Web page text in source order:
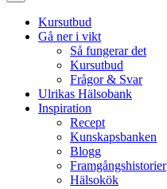
Kursutbud
Gå ner i vikt
Så fungerar det
Kursutbud
Frågor & Svar
Ulrikas Hälsobank
Inspiration
Recept
Kunskapsbanken
Blogg
Framgångshistorier
Hälsokök